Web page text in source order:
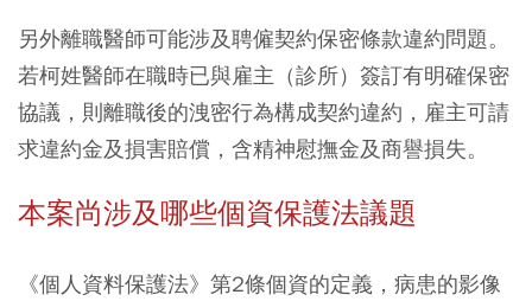
另外離職醫師可能涉及聘僱契約保密條款違約問題。
若柯姓醫師在職時已與雇主（診所）簽訂有明確保密
協議，則離職後的洩密行為構成契約違約，雇主可請
求違約金及損害賠償，含精神慰撫金及商譽損失。
本案尚涉及哪些個資保護法議題
《個人資料保護法》第2條個資的定義，病患的影像